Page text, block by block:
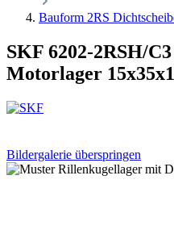
Bauform 2RS
SKF 6202-2RSH/
Motorlager
Bildergalerie überspringen